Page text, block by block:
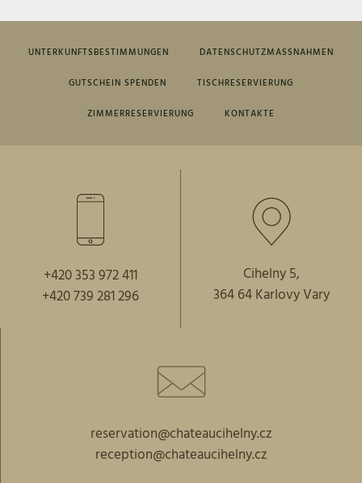
UNTERKUNFTSBESTIMMUNGEN DATENSCHUTZMASSNAHMEN
GUTSCHEIN SPENDEN TISCHRESERVIERUNG
ZIMMERRESERVIERUNG KONTAKTE
+420 353 972 411
+420 739 281 296
Cihelny 5,
364 64 Karlovy Vary
reservation@chateaucihelny.cz
reception@chateaucihelny.cz